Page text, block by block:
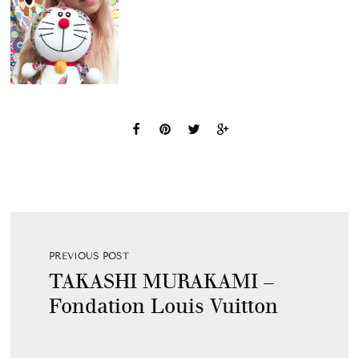
PREVIOUS POST
TAKASHI MURAKAMI –
Fondation Louis Vuitton